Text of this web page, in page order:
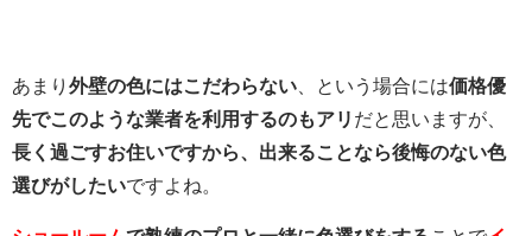
あまり 外壁の色にはこだわらない 、という場合には価格優
先でこのような業者を利用するのもアリ だと思いますが、
長く過ごすお住いですから、出来ることなら後悔のない色
選びがしたいですよね。